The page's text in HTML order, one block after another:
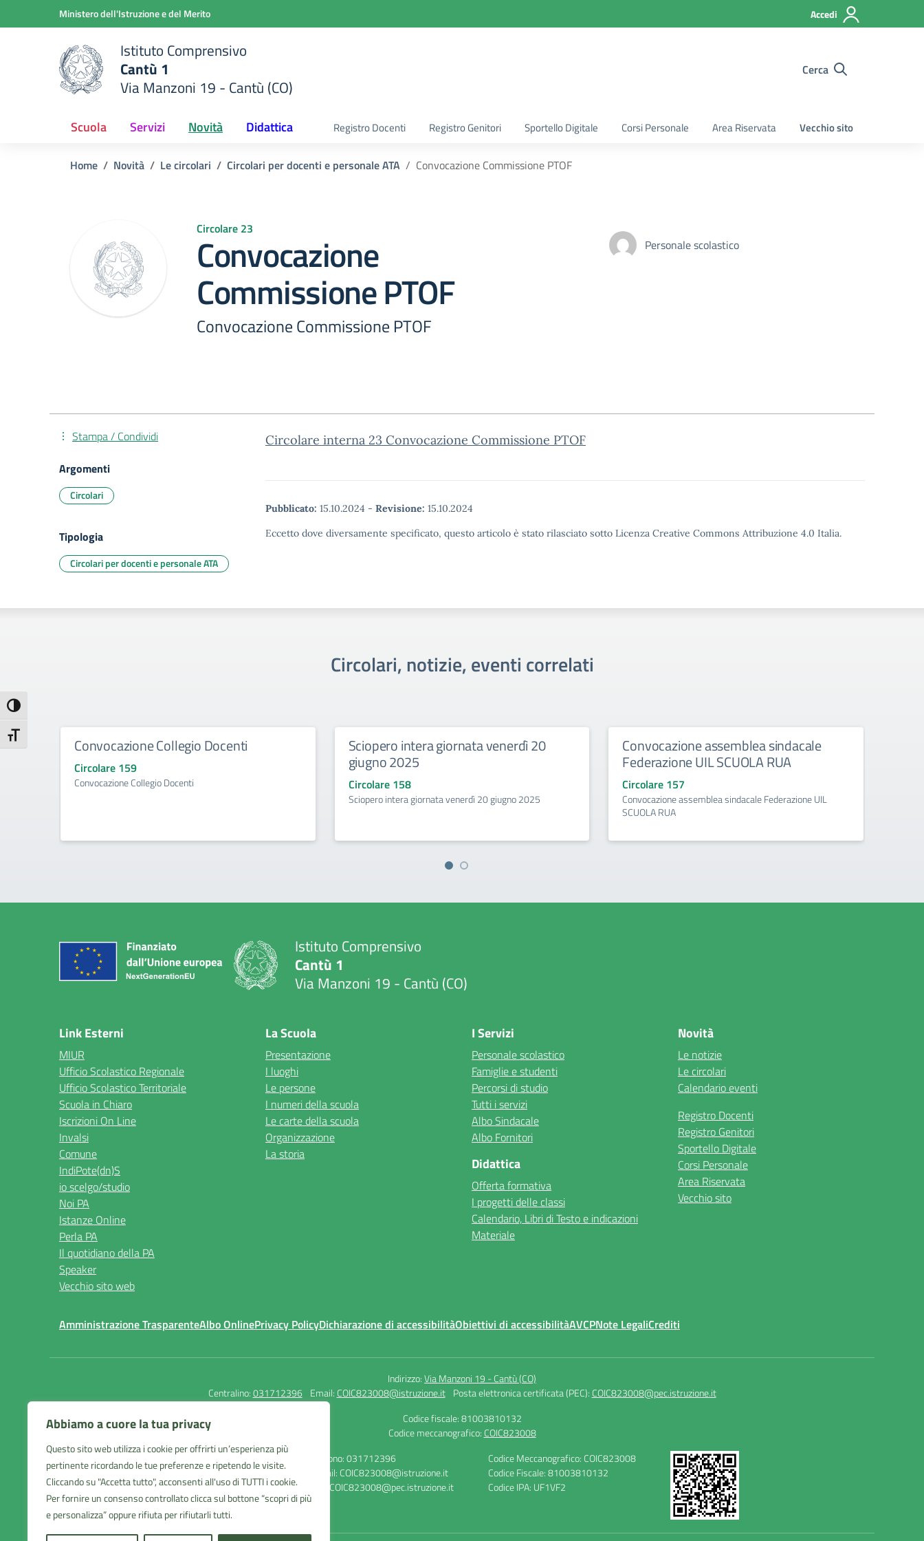
Abbiamo a cuore la tua privacy
Questo sito web utilizza i cookie per offrirti un’esperienza più
pertinente ricordando le tue preferenze e ripetendo le visite.
Cliccando su "Accetta tutto", acconsenti all'uso di TUTTI i cookie.
Per fornire un consenso controllato clicca sul bottone “scopri di più
e personalizza” oppure rifiuta per rifiutarli tutti.
Attiva/disattiva alto contrasto
Attiva/disattiva dimensione testo
Vai ai contenuti
Vai al menu di navigazioneMinistero dell'Istruzione e del Merito Accedi
scuola
Istituto Comprensivo
Cantù 1
Via Manzoni 19 - Cantù (CO)
Cerca
Scuola Servizi Novità Didattica Registro Docenti Registro Genitori Sportello Digitale Corsi Personale Area Riservata Vecchio sito
Home Novità Le circolari Circolari per docenti e personale ATA Convocazione Commissione PTOF
Circolare 23
Convocazione
Commissione PTOF
Convocazione Commissione PTOF
Personale scolastico
Circolare interna 23 Convocazione Commissione PTOF
Pubblicato: 15.10.2024 - Revisione: 15.10.2024
Eccetto dove diversamente specificato, questo articolo è stato rilasciato sotto Licenza Creative Commons Attribuzione 4.0 Italia.
Stampa / Condividi
Argomenti
Circolari
Tipologia
Circolari per docenti e personale ATA
Circolari, notizie, eventi correlati
Convocazione Collegio Docenti
Circolare 159
Convocazione Collegio Docenti
Sciopero intera giornata venerdì 20
giugno 2025
Circolare 158
Sciopero intera giornata venerdì 20 giugno 2025
Convocazione assemblea sindacale
Federazione UIL SCUOLA RUA
Circolare 157
Convocazione assemblea sindacale Federazione UIL
SCUOLA RUA
Istituto Comprensivo
Cantù 1
Via Manzoni 19 - Cantù (CO)
Link Esterni
MIUR
Ufficio Scolastico Regionale
Ufficio Scolastico Territoriale
Scuola in Chiaro
Iscrizioni On Line
Invalsi
Comune
IndiPote(dn)S
io scelgo/studio
Noi PA
Istanze Online
Perla PA
Il quotidiano della PA
Speaker
Vecchio sito web
La Scuola
Presentazione
I luoghi
Le persone
I numeri della scuola
Le carte della scuola
Organizzazione
La storia
I Servizi
Personale scolastico
Famiglie e studenti
Percorsi di studio
Tutti i servizi
Albo Sindacale
Albo Fornitori
Didattica
Offerta formativa
I progetti delle classi
Calendario, Libri di Testo e indicazioni
Materiale
Novità
Le notizie
Le circolari
Calendario eventi
Registro Docenti
Registro Genitori
Sportello Digitale
Corsi Personale
Area Riservata
Vecchio sito
Amministrazione TrasparenteAlbo OnlinePrivacy PolicyDichiarazione di accessibilitàObiettivi di accessibilitàAVCPNote LegaliCrediti
Indirizzo:Via Manzoni 19 - Cantù (CO)
Centralino:031712396 Email: COIC823008@istruzione.it Posta elettronica certificata (PEC): COIC823008@pec.istruzione.it
Codice fiscale: 81003810132
Codice meccanografico: COIC823008
Istituto Comprensivo
Cantù 1
Via Manzoni 19 - Cantù (CO)
Telefono: 031712396
E-mail: COIC823008@istruzione.it
PEC: COIC823008@pec.istruzione.it
Codice Meccanografico: COIC823008
Codice Fiscale: 81003810132
Codice IPA: UF1VF2